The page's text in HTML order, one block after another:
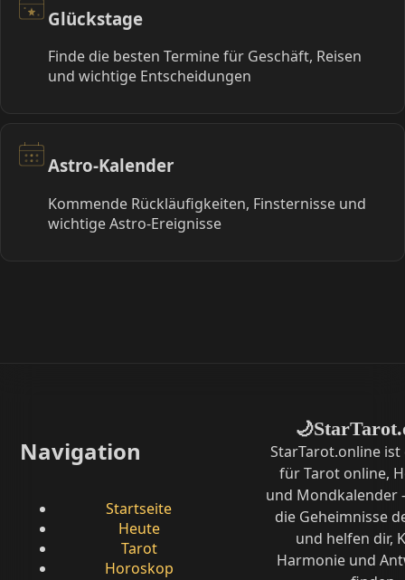
Glückstage
Finde die besten Termine für Geschäft, Reisen
und wichtige Entscheidungen
Astro-Kalender
Kommende Rückläufigkeiten, Finsternisse und
wichtige Astro-Ereignisse
Navigation
Startseite
Heute
Tarot
Horoskop
🌙
StarTarot.online
für Tarot online,
und Mondkalender
die Geheimnisse
und helfen dir,
Harmonie und